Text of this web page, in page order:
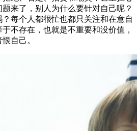
来了，别人为什么要针对自己呢？
每个人都很忙也都只关注和在意自
不存在，也就是不重要和没价值，
自己。